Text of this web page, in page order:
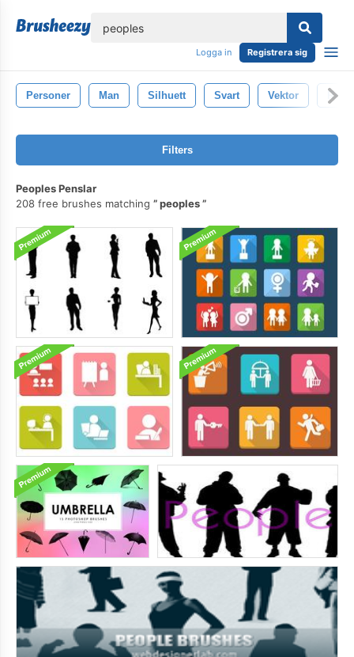
Logga in Registrera sig
Personer Man Silhuett Svart Vektor Retro
Filters
Peoples Penslar
208 free brushes matching
peoples